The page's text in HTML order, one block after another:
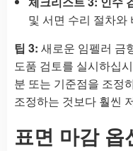
및 서면 수리 절차와
팁 3: 새로운 임펠러 금
도품 검토를 실시하십
분 또는 기준점을 조정
조정하는 것보다 훨씬
표면 마감 옵